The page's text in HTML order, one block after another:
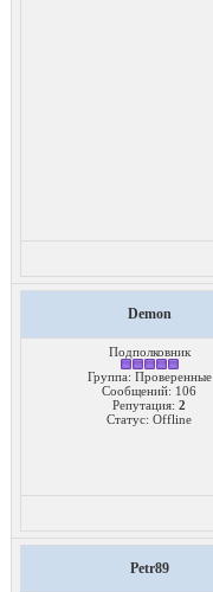
Demon
Подполковник
Группа: Проверенные
Сообщений: 106
Репутация: 2
Статус: Offline
Petr89